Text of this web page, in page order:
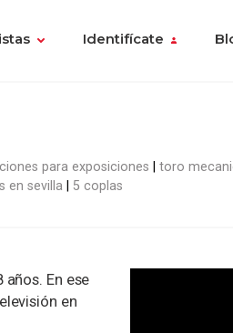
Identifícate
para exposiciones
toro
en sevilla 5 coplas
En ese
en